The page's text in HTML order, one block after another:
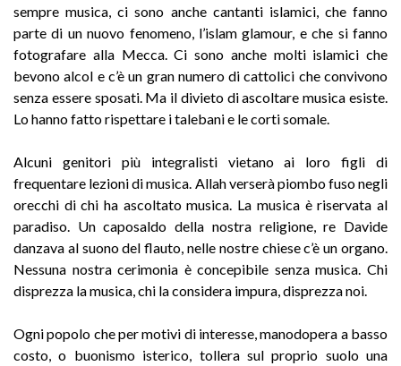
sempre musica, ci sono anche cantanti islamici, che fanno
parte di un nuovo fenomeno, l’islam glamour, e che si fanno
fotografare alla Mecca. Ci sono anche molti islamici che
bevono alcol e c’è un gran numero di cattolici che convivono
senza essere sposati. Ma il divieto di ascoltare musica esiste.
Lo hanno fatto rispettare i talebani e le corti somale.
Alcuni genitori più integralisti vietano ai loro figli di
frequentare lezioni di musica. Allah verserà piombo fuso negli
orecchi di chi ha ascoltato musica. La musica è riservata al
paradiso. Un caposaldo della nostra religione, re Davide
danzava al suono del flauto, nelle nostre chiese c’è un organo.
Nessuna nostra cerimonia è concepibile senza musica. Chi
disprezza la musica, chi la considera impura, disprezza noi.
Ogni popolo che per motivi di interesse, manodopera a basso
costo, o buonismo isterico, tollera sul proprio suolo una